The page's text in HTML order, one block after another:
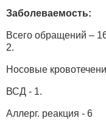
Заболеваемость:
Всего обращений –
2.
Носовые
ВСД - 1.
Аллерг. реакция - 6